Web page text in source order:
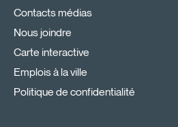
Contacts médias
Nous joindre
Carte interactive
Emplois à la ville
Politique de confidentialité